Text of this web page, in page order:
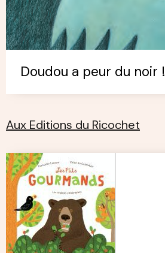
Doudou a peur du noir !
Aux Editions du Ricochet